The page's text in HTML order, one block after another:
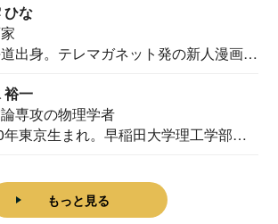
ひな
出身。テレマガネット発の新人漫画
裕一
専攻の物理学者
年東京生まれ。早稲田大学理工学部物
もっと見る